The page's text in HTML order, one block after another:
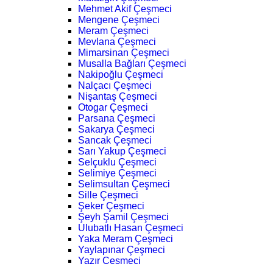
Mehmet Akif Çeşmeci
Mengene Çeşmeci
Meram Çeşmeci
Mevlana Çeşmeci
Mimarsinan Çeşmeci
Musalla Bağları Çeşmeci
Nakipoğlu Çeşmeci
Nalçacı Çeşmeci
Nişantaş Çeşmeci
Otogar Çeşmeci
Parsana Çeşmeci
Sakarya Çeşmeci
Sancak Çeşmeci
Sarı Yakup Çeşmeci
Selçuklu Çeşmeci
Selimiye Çeşmeci
Selimsultan Çeşmeci
Sille Çeşmeci
Şeker Çeşmeci
Şeyh Şamil Çeşmeci
Ulubatlı Hasan Çeşmeci
Yaka Meram Çeşmeci
Yaylapınar Çeşmeci
Yazır Çeşmeci